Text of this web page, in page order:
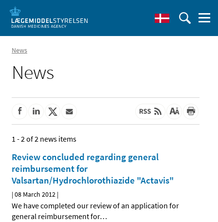
News
News
1 - 2 of 2 news items
Review concluded regarding general
reimbursement for
Valsartan/Hydrochlorothiazide "Actavis"
|08 March 2012 |
We have completed our review of an application for
general reimbursement for…